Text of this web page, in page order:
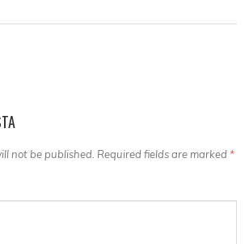
not be published. Required fields are marked *